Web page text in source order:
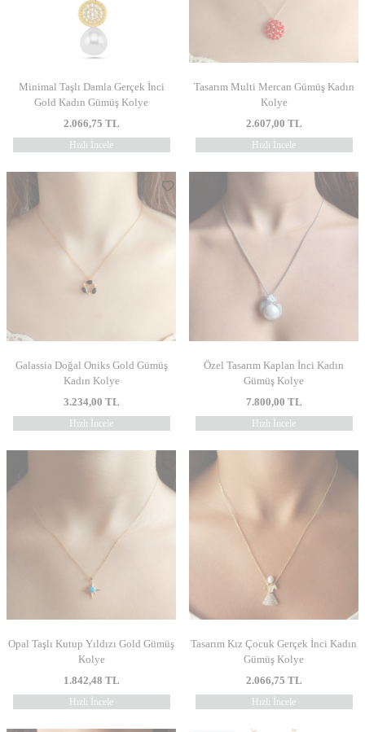
Minimal Taşlı Damla Gerçek İnci
Gold Kadın Gümüş Kolye
2.066,75 TL
Hızlı İncele
Tasarım Multi Mercan Gümüş Kadın
Kolye
2.607,00 TL
Hızlı İncele
Galassia Doğal Oniks Gold Gümüş
Kadın Kolye
3.234,00 TL
Hızlı İncele
Özel Tasarım Kaplan İnci Kadın
Gümüş Kolye
7.800,00 TL
Hızlı İncele
Opal Taşlı Kutup Yıldızı Gold Gümüş
Kolye
1.842,48 TL
Hızlı İncele
Tasarım Kız Çocuk Gerçek İnci Kadın
Gümüş Kolye
2.066,75 TL
Hızlı İncele